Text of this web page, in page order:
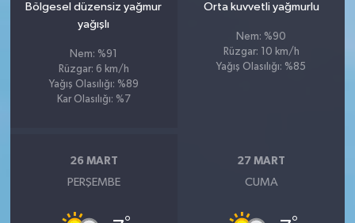
Bölgesel düzensiz yağmur
yağışlı
Nem: %91
Rüzgar: 6 km/h
Yağış Olasılığı: %89
Kar Olasılığı: %7
Orta kuvvetli yağmurlu
Nem: %90
Rüzgar: 10 km/h
Yağış Olasılığı: %85
26 MART
PERŞEMBE
27 MART
CUMA